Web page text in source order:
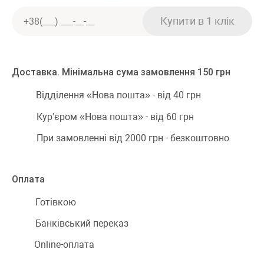
Доставка. Мінімальна сума замовлення 150 грн
Відділення «Нова пошта» - від 40 грн
Кур'єром «Нова пошта» - від 60 грн
При замовленні від 2000 грн - безкоштовно
Оплата
Готівкою
Банківський переказ
Online-оплата